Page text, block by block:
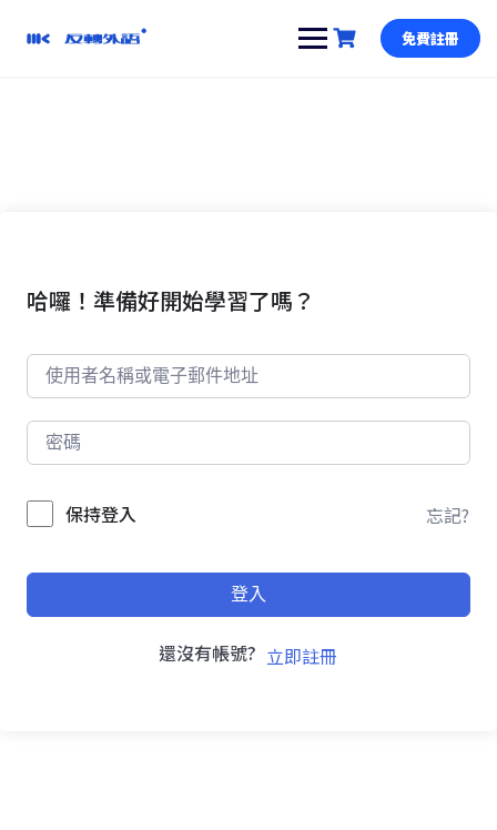
免費註冊
哈囉！準備好開始學習了嗎？
保持登入 忘記?
登入
還沒有帳號? 立即註冊